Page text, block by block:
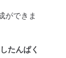
ができま
たんぱく